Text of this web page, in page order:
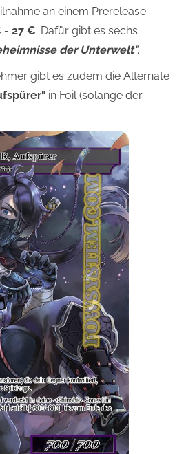
an einem Prerelease-
- 27 €. Dafür gibt es sechs
der Unterwelt".
gibt es zudem die Alternate
in Foil (solange der